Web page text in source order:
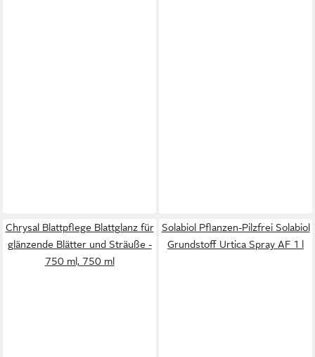
Chrysal Blattpflege Blattglanz für
glänzende Blätter und Sträuße -
750 ml, 750 ml
Solabiol Pflanzen-Pilzfrei Solabiol
Grundstoff Urtica Spray AF 1 l